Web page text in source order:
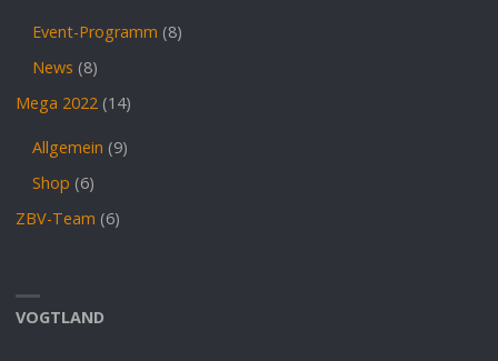
Event-Programm (8)
News (8)
Mega 2022 (14)
Allgemein (9)
Shop (6)
ZBV-Team (6)
VOGTLAND